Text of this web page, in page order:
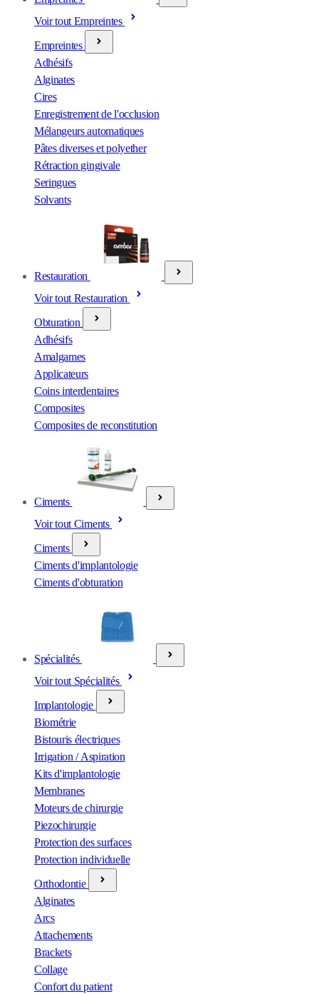
Voir tout Empreintes
Empreintes
Adhésifs
Alginates
Cires
Enregistrement de l'occlusion
Mélangeurs automatiques
Pâtes diverses et polyether
Rétraction gingivale
Seringues
Solvants
Restauration
Voir tout Restauration
Obturation
Adhésifs
Amalgames
Applicateurs
Coins interdentaires
Composites
Composites de reconstitution
Ciments
Voir tout Ciments
Ciments
Ciments d'implantologie
Ciments d'obturation
Spécialités
Voir tout Spécialités
Implantologie
Biométrie
Bistouris électriques
Irrigation / Aspiration
Kits d'implantologie
Membranes
Moteurs de chirurgie
Piezochirurgie
Protection des surfaces
Protection individuelle
Orthodontie
Alginates
Arcs
Attachements
Brackets
Collage
Confort du patient